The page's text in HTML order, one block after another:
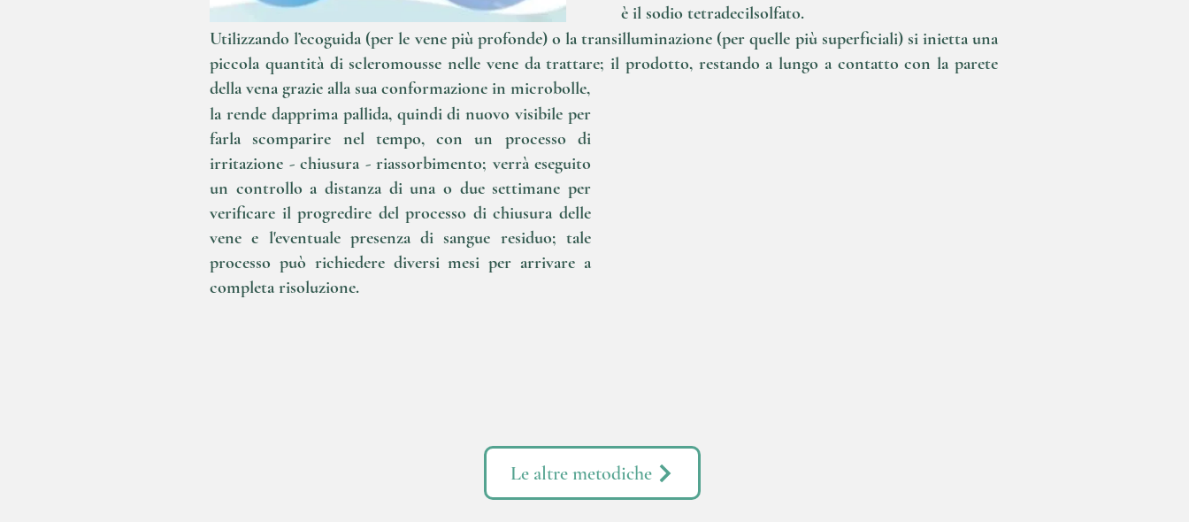
è il sodio tetradecilsolfato.
la rende dapprima pallida, quindi di nuovo visibile per
farla scomparire nel tempo, con un processo di
irritazione - chiusura - riassorbimento; verrà eseguito
un controllo a distanza di una o due settimane per
verificare il progredire del processo di chiusura delle
vene e l'eventuale presenza di sangue residuo; tale
processo può richiedere diversi mesi per arrivare a
completa risoluzione.
Utilizzando l’ecoguida (per le vene più profonde) o la transilluminazione (per quelle più superficiali) si inietta una
piccola quantità di scleromousse nelle vene da trattare; il prodotto, restando a lungo a contatto con la parete
della vena grazie alla sua conformazione in microbolle,
Le altre metodiche